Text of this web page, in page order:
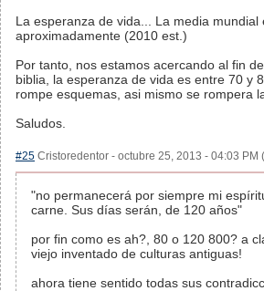
La esperanza de vida... La media mundial
aproximadamente (2010 est.)
Por tanto, nos estamos acercando al fin
biblia, la esperanza de vida es entre 70 y
rompe esquemas, asi mismo se rompera
Saludos.
#25 Cristoredentor - octubre 25, 2013 - 04:03 PM
"no permanecerá por siempre mi
carne. Sus días serán, de 120 años"
por fin como es ah?, 80 o 120 800? a
viejo inventado de culturas antiguas!
ahora tiene sentido todas sus